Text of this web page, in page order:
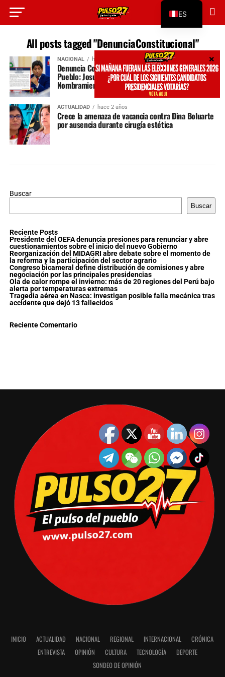
All posts tagged "DenunciaConstitucional"
NACIONAL hace 1 año
Denuncia Constitucional Sacude a la Defensoría del
Pueblo: Josué Gutiérrez en la Mira por
Nombramiento Ilegal
ACTUALIDAD hace 2 años
Crece la amenaza de vacancia contra Dina Boluarte
por ausencia durante cirugía estética
Buscar
Buscar
Reciente Posts
Presidente del OEFA denuncia presiones para renunciar y abre
cuestionamientos sobre el inicio del nuevo Gobierno
Reorganización del MIDAGRI abre debate sobre el momento de
la reforma y la participación del sector agrario
Congreso bicameral define distribución de comisiones y abre
negociación por las principales presidencias
Ola de calor rompe el invierno: más de 20 regiones del Perú bajo
alerta por temperaturas extremas
Tragedia aérea en Nasca: investigan posible falla mecánica tras
accidente que dejó 13 fallecidos
Reciente Comentario
INICIO ACTUALIDAD NACIONAL REGIONAL INTERNACIONAL
CRÓNICA
ENTREVISTA
OPINIÓN CULTURA TECNOLOGÍA
DEPORTE
SONDEO DE OPINIÓN
ES
EN